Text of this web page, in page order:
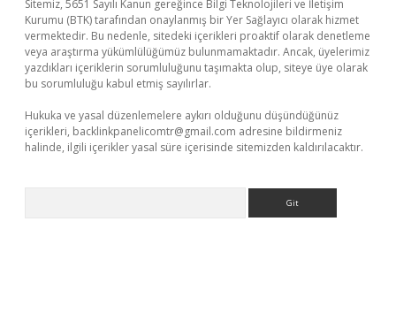
Sitemiz, 5651 Sayılı Kanun gereğince Bilgi Teknolojileri ve İletişim
Kurumu (BTK) tarafından onaylanmış bir Yer Sağlayıcı olarak hizmet
vermektedir. Bu nedenle, sitedeki içerikleri proaktif olarak denetleme
veya araştırma yükümlülüğümüz bulunmamaktadır. Ancak, üyelerimiz
yazdıkları içeriklerin sorumluluğunu taşımakta olup, siteye üye olarak
bu sorumluluğu kabul etmiş sayılırlar.
Hukuka ve yasal düzenlemelere aykırı olduğunu düşündüğünüz
içerikleri, backlinkpanelicomtr@gmail.com adresine bildirmeniz
halinde, ilgili içerikler yasal süre içerisinde sitemizden kaldırılacaktır.